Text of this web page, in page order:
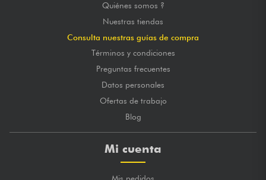
Quiénes somos ?
Nuestras tiendas
Consulta nuestras guías de compra
Términos y condiciones
Preguntas frecuentes
Datos personales
Ofertas de trabajo
Blog
Mi cuenta
Mis pedidos